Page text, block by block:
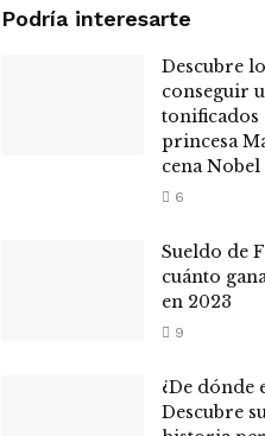
Podría interesarte
Descubre
conseguir
tonificados
princesa
cena Nobel
6
Sueldo de
cuánto
en 2023
9
¿De dónde
Descubre